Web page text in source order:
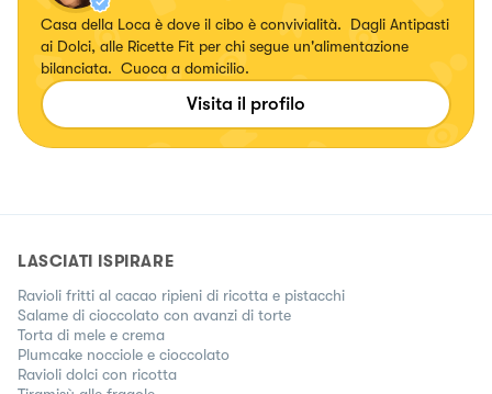
Casa della Loca è dove il cibo è convivialità. Dagli Antipasti
ai Dolci, alle Ricette Fit per chi segue un'alimentazione
bilanciata. Cuoca a domicilio.
Visita il profilo
LASCIATI ISPIRARE
Ravioli fritti al cacao ripieni di ricotta e pistacchi
Salame di cioccolato con avanzi di torte
Torta di mele e crema
Plumcake nocciole e cioccolato
Ravioli dolci con ricotta